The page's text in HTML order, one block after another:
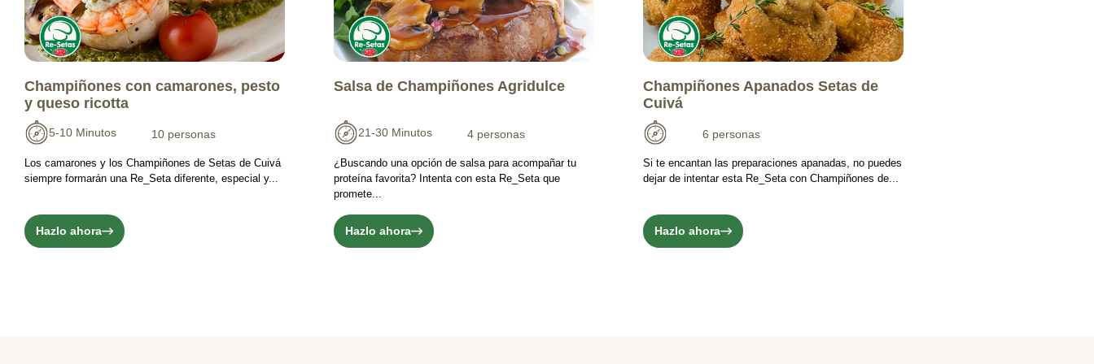
Champiñones con camarones, pesto
y queso ricotta
5-10 Minutos 10 personas
Los camarones y los Champiñones de Setas de Cuivá
siempre formarán una Re_Seta diferente, especial y...
Hazlo ahora
Salsa de Champiñones Agridulce
21-30 Minutos 4 personas
¿Buscando una opción de salsa para acompañar tu
proteína favorita? Intenta con esta Re_Seta que
promete...
Hazlo ahora
Champiñones Apanados Setas de
Cuivá
6 personas
Si te encantan las preparaciones apanadas, no puedes
dejar de intentar esta Re_Seta con Champiñones de...
Hazlo ahora